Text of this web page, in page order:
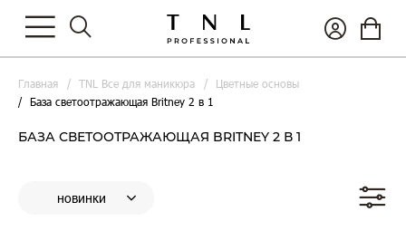
Главная TNL Все для маникюра
Цветные основы
База светоотражающая Britney 2 в 1
БАЗА СВЕТООТРАЖАЮЩАЯ BRITNEY 2 В 1